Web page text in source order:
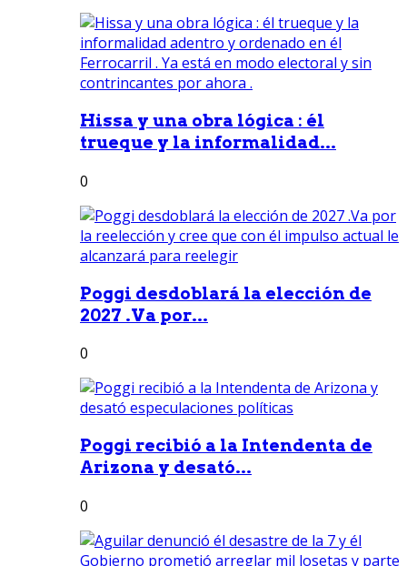
Hissa y una obra lógica : él
trueque y la informalidad...
0
Poggi desdoblará la elección de
2027 .Va por...
0
Poggi recibió a la Intendenta de
Arizona y desató...
0